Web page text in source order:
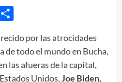
Compartir
por las atrocidades
de todo el mundo en Bucha,
las afueras de la capital,
Unidos,Joe Biden,